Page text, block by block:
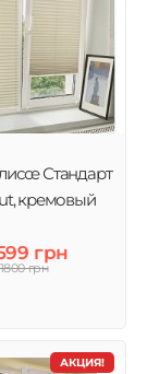
Стандарт
кремовый
грн
1800 грн
АКЦИЯ!